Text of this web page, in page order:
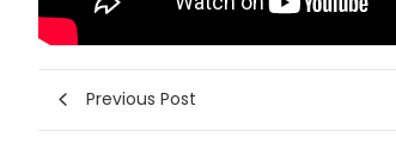
Previous Post